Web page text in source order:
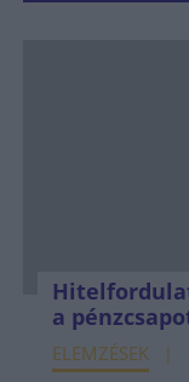
a
ELEMZÉSEK